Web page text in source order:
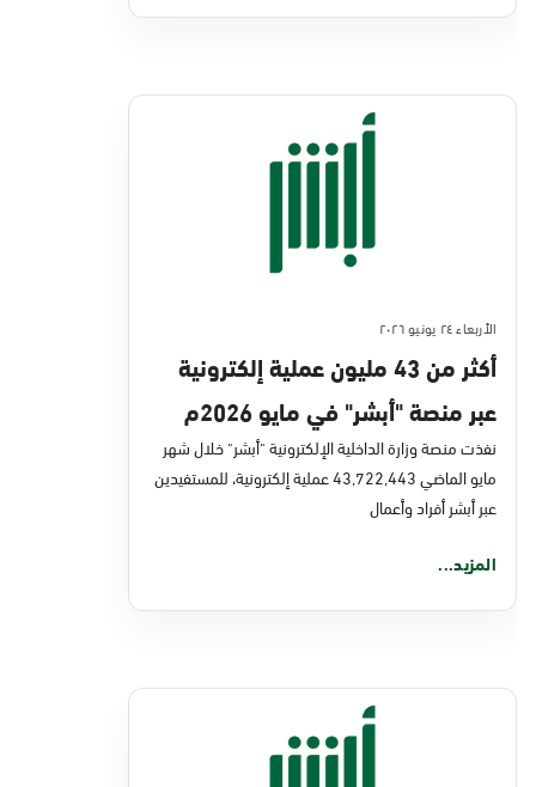
الأربعاء ٢٤ يونيو ٢٠٢٦
أكثر من 43 مليون عملية إلكترونية
عبر منصة "أبشر" في مايو 2026م
نفذت منصة وزارة الداخلية الإلكترونية "أبشر" خلال شهر
مايو الماضي 43,722,443 عملية إلكترونية، للمستفيدين
عبر أبشر أفراد وأعمال
المزيد...